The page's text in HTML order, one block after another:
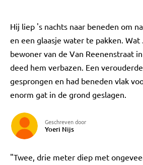
Hij liep 's nachts naar beneden om
en een glaasje water te pakken. Wat
bewoner van de Van Reenenstraat
deed hem verbazen. Een
gesprongen en had beneden vlak
enorm gat in de grond geslagen.
Geschreven door
Yoeri Nijs
"Twee, drie meter diep met